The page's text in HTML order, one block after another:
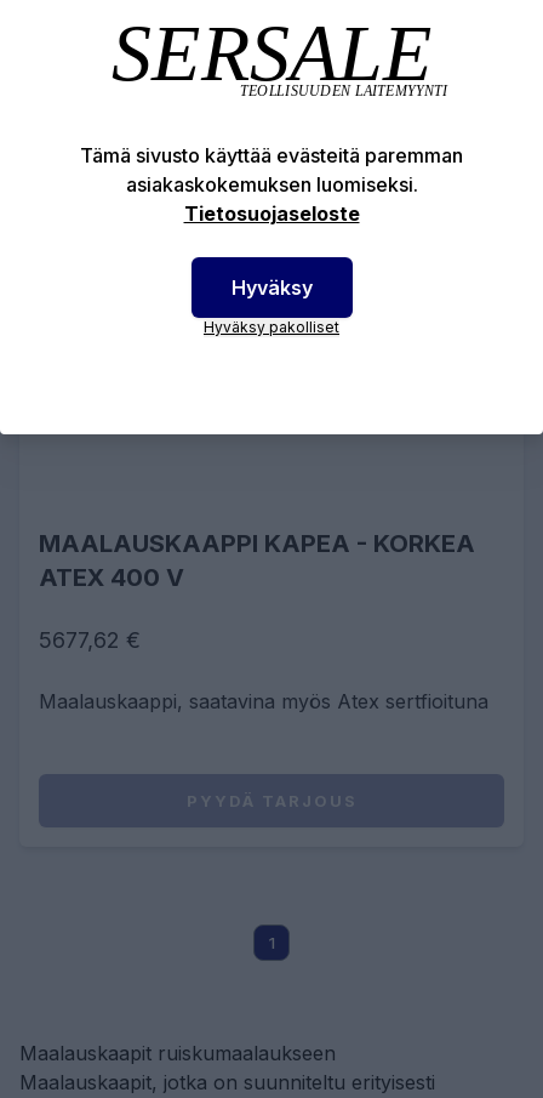
MAALAUSKAAPPI KAPEA - KORKEA
ATEX 400 V
5677,62 €
Maalauskaappi, saatavina myös Atex sertfioituna
PYYDÄ TARJOUS
1
Maalauskaapit ruiskumaalaukseen
Maalauskaapit, jotka on suunniteltu erityisesti
Tämä sivusto käyttää evästeitä paremman
asiakaskokemuksen luomiseksi.
Tietosuojaseloste
Hyväksy
Hyväksy pakolliset